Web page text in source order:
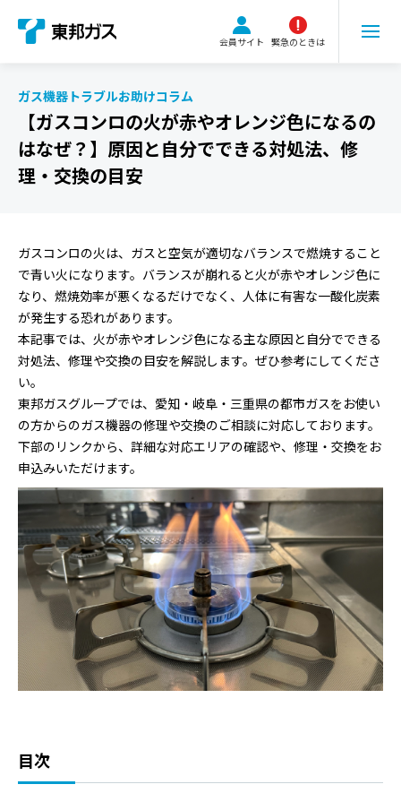
会員サイト 緊急のときは
ガス機器トラブルお助けコラム
【ガスコンロの火が赤やオレンジ色になるの
はなぜ？】原因と自分でできる対処法、修
理・交換の目安
ガスコンロの火は、ガスと空気が適切なバランスで燃焼すること
で青い火になります。バランスが崩れると火が赤やオレンジ色に
なり、燃焼効率が悪くなるだけでなく、人体に有害な一酸化炭素
が発生する恐れがあります。
本記事では、火が赤やオレンジ色になる主な原因と自分でできる
対処法、修理や交換の目安を解説します。ぜひ参考にしてくださ
い。
東邦ガスグループでは、愛知・岐阜・三重県の都市ガスをお使い
の方からのガス機器の修理や交換のご相談に対応しております。
下部のリンクから、詳細な対応エリアの確認や、修理・交換をお
申込みいただけます。
目次